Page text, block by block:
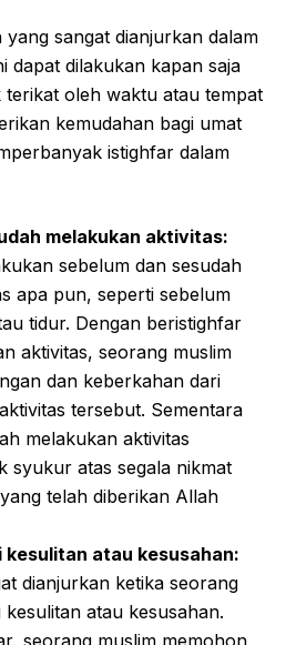
sangat dianjurkan dalam
dapat dilakukan kapan saja
terikat oleh waktu atau tempat
kemudahan bagi umat
istighfar dalam
melakukan aktivitas:
sebelum dan sesudah
apa pun, seperti sebelum
tidur. Dengan beristighfar
aktivitas, seorang muslim
dan keberkahan dari
tersebut. Sementara
melakukan aktivitas
syukur atas segala nikmat
telah diberikan Allah
kesulitan atau kesusahan:
dianjurkan ketika seorang
kesulitan atau kesusahan.